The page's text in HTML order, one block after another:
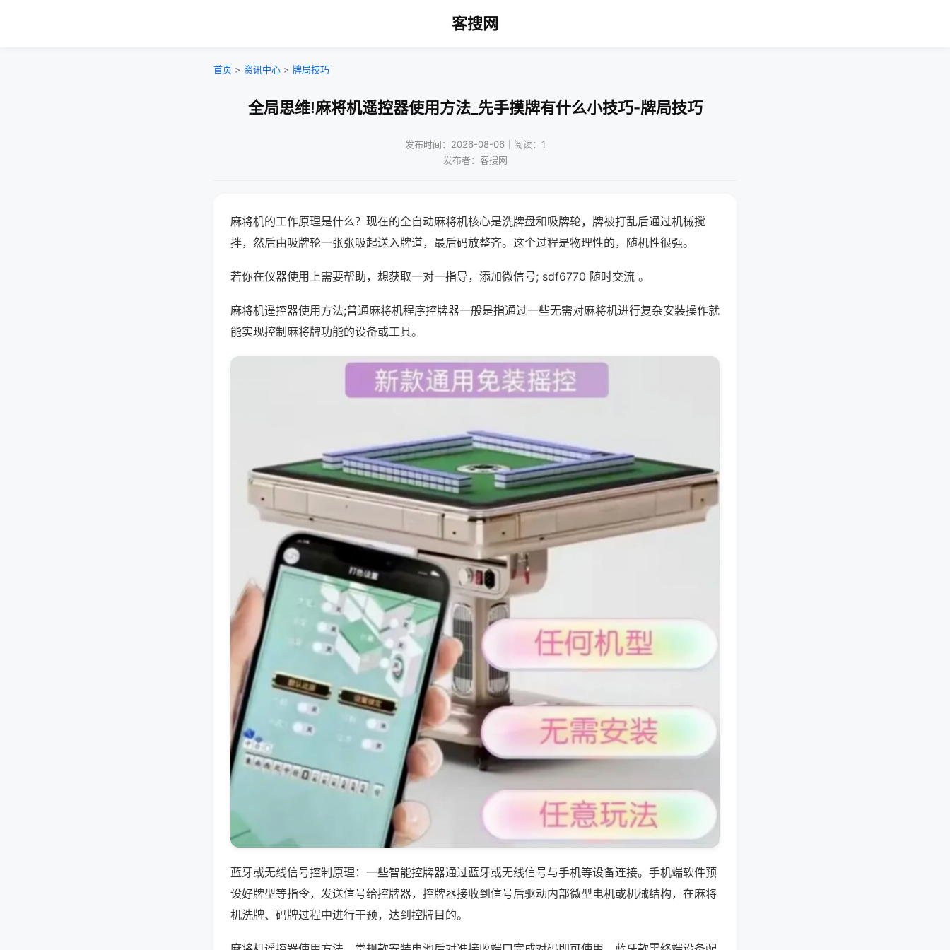
客搜网
首页 > 资讯中心 > 牌局技巧
全局思维!麻将机遥控器使用方法_先手摸牌有什么小技巧-牌局技巧
发布时间：2026-08-06｜阅读：1
发布者：客搜网
麻将机的工作原理是什么？现在的全自动麻将机核心是洗牌盘和吸牌轮，牌被打乱后通过机械搅
拌，然后由吸牌轮一张张吸起送入牌道，最后码放整齐。这个过程是物理性的，随机性很强。
若你在仪器使用上需要帮助，想获取一对一指导，添加微信号; sdf6770 随时交流 。
麻将机遥控器使用方法;普通麻将机程序控牌器一般是指通过一些无需对麻将机进行复杂安装操作就
能实现控制麻将牌功能的设备或工具。
蓝牙或无线信号控制原理：一些智能控牌器通过蓝牙或无线信号与手机等设备连接。手机端软件预
设好牌型等指令，发送信号给控牌器，控牌器接收到信号后驱动内部微型电机或机械结构，在麻将
机洗牌、码牌过程中进行干预，达到控牌目的。